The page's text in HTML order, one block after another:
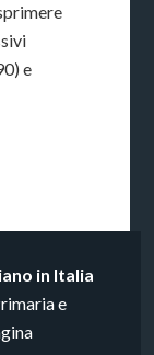
e
in Italia
e